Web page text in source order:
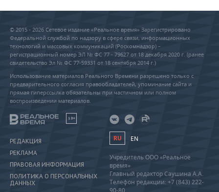
© 2015 - 2026 Сетевое издание «Реальное время» Зарегистрировано
Федеральной службой по надзору в сфере связи, информационных
технологий и массовых коммуникаций (Роскомнадзор) –
регистрационный номер ЭЛ № ФС 77 - 79627 от 18 декабря 2020 г. (ранее
свидетельство Эл № ФС 77-59331 от 18 сентября 2014 г.)
Использование материалов Реального Времени разрешено только с
предварительного согласия правообладателей, упоминание сайта и
прямая гиперссылка обязательны при частичном или полном
воспроизведении материалов.
18+
РЕДАКЦИЯ
РЕКЛАМА
ПРАВОВАЯ ИНФОРМАЦИЯ
ПОЛИТИКА О ПЕРСОНАЛЬНЫХ
ДАННЫХ
RU EN
Учредитель ООО «Реальное
время»
Главный редактор Саушина А.А.
Телефон редакции: +7 (843) 222-
90-80